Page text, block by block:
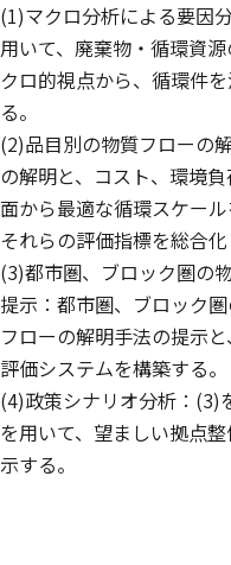
(1)マクロ分析による要因
用いて、廃棄物・循環資
クロ的視点から、循環件
る。
(2)品目別の物質フローの
の解明と、コスト、環境
面から最適な循環スケー
それらの評価指標を総合
(3)都市圏、ブロック圏の
提示：都市圏、ブロック
フローの解明手法の提示
評価システムを構築する。
(4)政策シナリオ分析：(3)
を用いて、望ましい拠点
示する。